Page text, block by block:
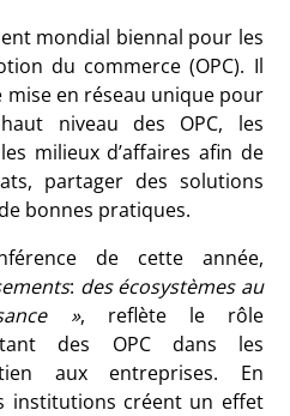
mondial biennal pour les
du commerce (OPC). Il
en réseau unique pour
niveau des OPC, les
milieux d’affaires afin de
partager des solutions
bonnes pratiques.
de cette année,
: des écosystèmes au
», reflète le rôle
des OPC dans les
aux entreprises. En
institutions créent un effet